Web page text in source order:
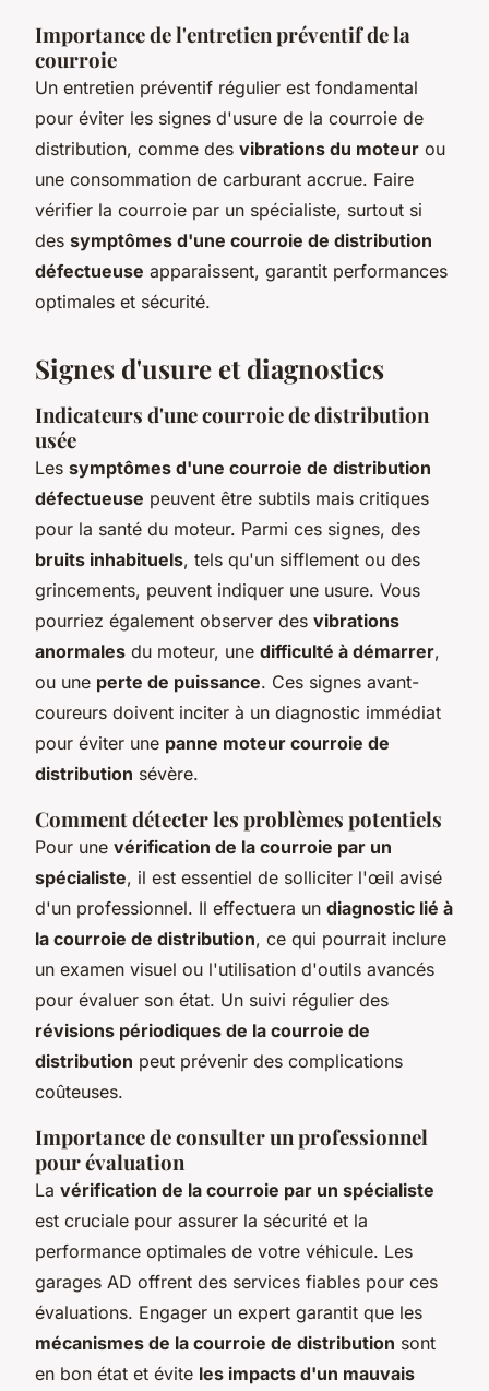
Importance de l'entretien préventif de la
courroie
Un entretien préventif régulier est fondamental
pour éviter les signes d'usure de la courroie de
distribution, comme des vibrations du moteur ou
une consommation de carburant accrue. Faire
vérifier la courroie par un spécialiste, surtout si
des symptômes d'une courroie de distribution
défectueuse apparaissent, garantit performances
optimales et sécurité.
Signes d'usure et diagnostics
Indicateurs d'une courroie de distribution
usée
Les symptômes d'une courroie de distribution
défectueuse peuvent être subtils mais critiques
pour la santé du moteur. Parmi ces signes, des
bruits inhabituels, tels qu'un sifflement ou des
grincements, peuvent indiquer une usure. Vous
pourriez également observer des vibrations
anormales du moteur, une difficulté à démarrer,
ou une perte de puissance. Ces signes avant-
coureurs doivent inciter à un diagnostic immédiat
pour éviter une panne moteur courroie de
distribution sévère.
Comment détecter les problèmes potentiels
Pour une vérification de la courroie par un
spécialiste, il est essentiel de solliciter l'œil avisé
d'un professionnel. Il effectuera un diagnostic lié à
la courroie de distribution, ce qui pourrait inclure
un examen visuel ou l'utilisation d'outils avancés
pour évaluer son état. Un suivi régulier des
révisions périodiques de la courroie de
distribution peut prévenir des complications
coûteuses.
Importance de consulter un professionnel
pour évaluation
La vérification de la courroie par un spécialiste
est cruciale pour assurer la sécurité et la
performance optimales de votre véhicule. Les
garages AD offrent des services fiables pour ces
évaluations. Engager un expert garantit que les
mécanismes de la courroie de distribution sont
en bon état et évite les impacts d'un mauvais